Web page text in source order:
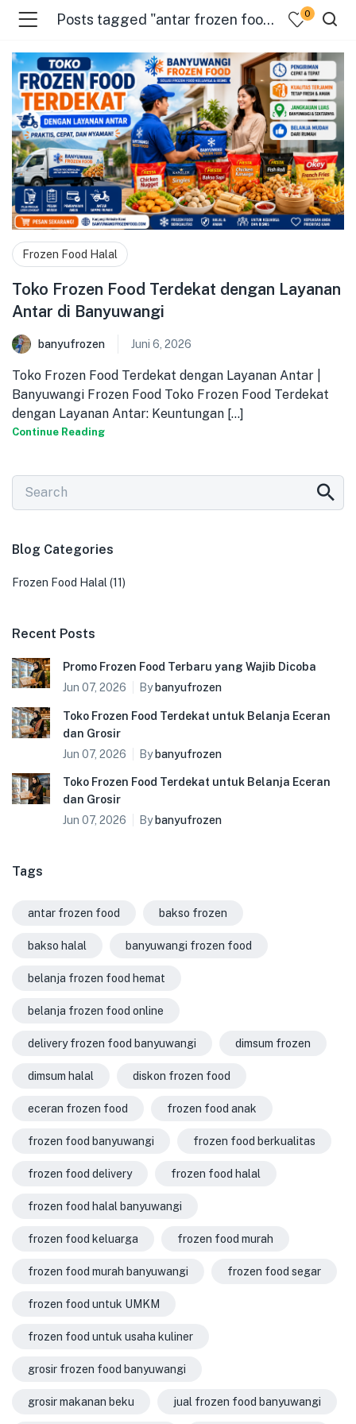
(Pages )
Posts tagged "antar frozen food" 0
Frozen Food Halal
Toko Frozen Food Terdekat dengan Layanan
Antar di Banyuwangi
banyufrozen Juni 6, 2026
Toko Frozen Food Terdekat dengan Layanan Antar |
Banyuwangi Frozen Food Toko Frozen Food Terdekat
dengan Layanan Antar: Keuntungan [...]
Continue Reading
Blog Categories
Frozen Food Halal (11)
Recent Posts
Promo Frozen Food Terbaru yang Wajib Dicoba
Jun 07, 2026
By banyufrozen
Toko Frozen Food Terdekat untuk Belanja Eceran
dan Grosir
Jun 07, 2026
Bybanyufrozen
Toko Frozen Food Terdekat untuk Belanja Eceran
dan Grosir
Jun 07, 2026
Bybanyufrozen
Tags
antar frozen food bakso frozen
bakso halal banyuwangi frozen food
belanja frozen food hemat
belanja frozen food online
delivery frozen food banyuwangi dimsum frozen
dimsum halal diskon frozen food
eceran frozen food frozen food anak
frozen food banyuwangi frozen food berkualitas
frozen food delivery frozen food halal
frozen food halal banyuwangi
frozen food keluarga frozen food murah
frozen food murah banyuwangi frozen food segar
frozen food untuk UMKM
frozen food untuk usaha kuliner
grosir frozen food banyuwangi
grosir makanan beku jual frozen food banyuwangi